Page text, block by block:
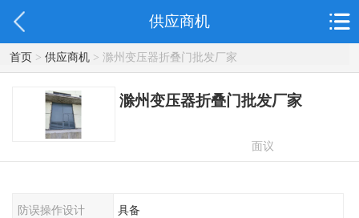
供应商机
首页> 供应商机> 滁州变压器折叠门批发厂家
滁州变压器折叠门批发厂家
面议
防误操作设计 具备